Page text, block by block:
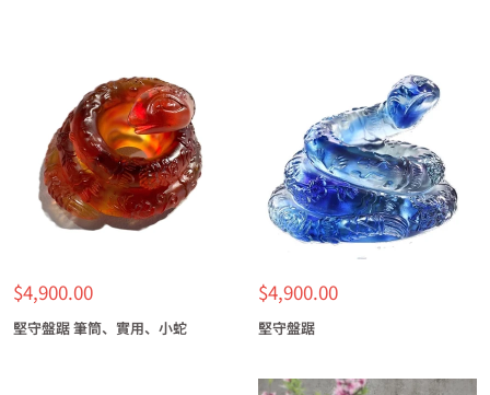
特
價
$4,900.00
堅守盤踞 筆筒、實用、小蛇
特
價
$4,900.00
堅守盤踞